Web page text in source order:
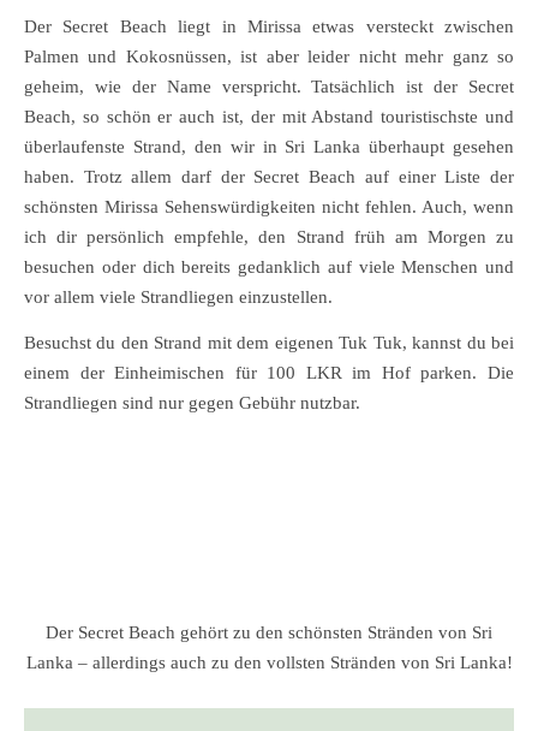
Der Secret Beach liegt in Mirissa etwas versteckt zwischen
Palmen und Kokosnüssen, ist aber leider nicht mehr ganz so
geheim, wie der Name verspricht. Tatsächlich ist der Secret
Beach, so schön er auch ist, der mit Abstand touristischste und
überlaufenste Strand, den wir in Sri Lanka überhaupt gesehen
haben. Trotz allem darf der Secret Beach auf einer Liste der
schönsten Mirissa Sehenswürdigkeiten nicht fehlen. Auch, wenn
ich dir persönlich empfehle, den Strand früh am Morgen zu
besuchen oder dich bereits gedanklich auf viele Menschen und
vor allem viele Strandliegen einzustellen.
Besuchst du den Strand mit dem eigenen Tuk Tuk, kannst du bei
einem der Einheimischen für 100 LKR im Hof parken. Die
Strandliegen sind nur gegen Gebühr nutzbar.
Der Secret Beach gehört zu den schönsten Stränden von Sri
Lanka – allerdings auch zu den vollsten Stränden von Sri Lanka!